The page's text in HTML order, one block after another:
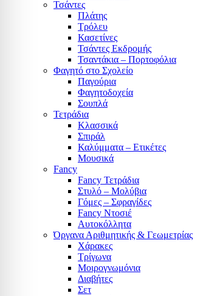
Τσάντες
Πλάτης
Τρόλευ
Κασετίνες
Τσάντες Εκδρομής
Τσαντάκια – Πορτοφόλια
Φαγητό στο Σχολείο
Παγούρια
Φαγητοδοχεία
Σουπλά
Τετράδια
Κλασσικά
Σπιράλ
Καλύμματα – Ετικέτες
Μουσικά
Fancy
Fancy Τετράδια
Στυλό – Μολύβια
Γόμες – Σφραγίδες
Fancy Ντοσιέ
Αυτοκόλλητα
Όργανα Αριθμητικής & Γεωμετρίας
Χάρακες
Τρίγωνα
Mοιρογνωμόνια
Διαβήτες
Σετ